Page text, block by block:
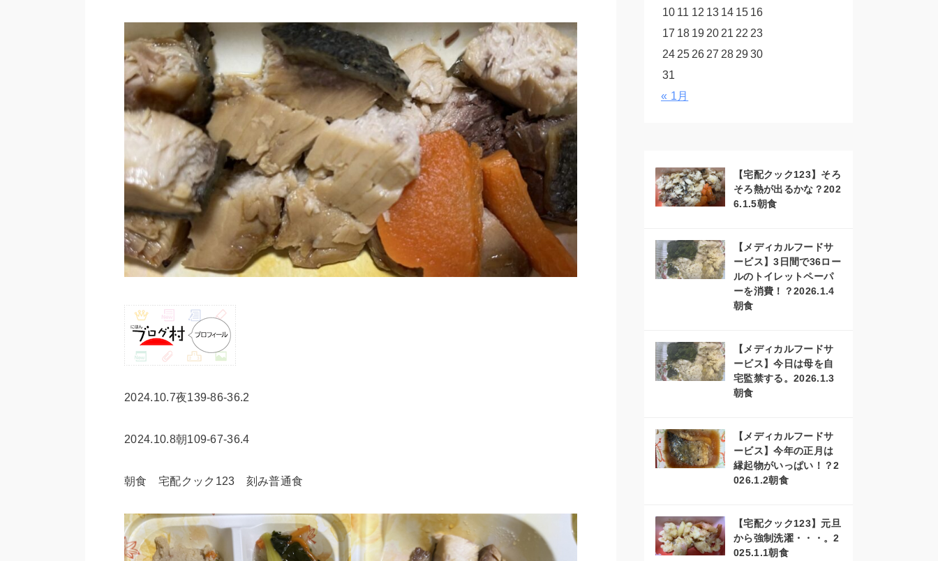
2024.10.7夜139-86-36.2
2024.10.8朝109-67-36.4
朝食 宅配クック123 刻み普通食
10 11 12 13 14 15 16
17 18 19 20 21 22 23
24 25 26 27 28 2930
31
« 1月
【宅配クック123】そろ
そろ熱が出るかな？202
6.1.5朝食
【メディカルフードサ
ービス】3日間で36ロー
ルのトイレットペーパ
ーを消費！？2026.1.4
朝食
【メディカルフードサ
ービス】今日は母を自
宅監禁する。2026.1.3
朝食
【メディカルフードサ
ービス】今年の正月は
縁起物がいっぱい！？2
026.1.2朝食
【宅配クック123】元旦
から強制洗濯・・・。2
025.1.1朝食